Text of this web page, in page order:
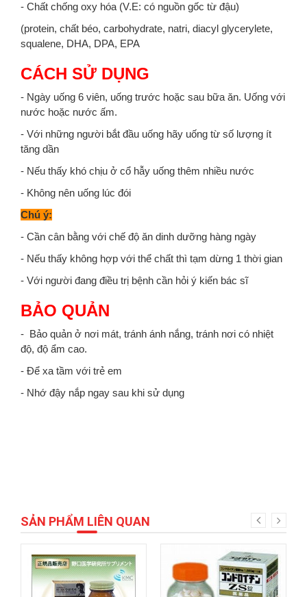
- Chất chống oxy hóa (V.E: có nguồn gốc từ đậu)
(protein, chất béo, carbohydrate, natri, diacyl glycerylete,
squalene, DHA, DPA, EPA
CÁCH SỬ DỤNG
- Ngày uống 6 viên, uống trước hoặc sau bữa ăn. Uống với
nước hoặc nước ấm.
- Với những người bắt đầu uống hãy uống từ số lượng ít
tăng dần
- Nếu thấy khó chịu ở cổ hẫy uống thêm nhiều nước
- Không nên uống lúc đói
Chú ý:
- Cần cân bằng với chế độ ăn dinh dưỡng hàng ngày
- Nếu thấy không hợp với thể chất thì tạm dừng 1 thời gian
- Với người đang điều trị bệnh cần hỏi ý kiến bác sĩ
BẢO QUẢN
- Bảo quản ở nơi mát, tránh ánh nắng, tránh nơi có nhiệt
độ, độ ẩm cao.
- Để xa tầm với trẻ em
- Nhớ đậy nắp ngay sau khi sử dụng
SẢN PHẨM LIÊN QUAN